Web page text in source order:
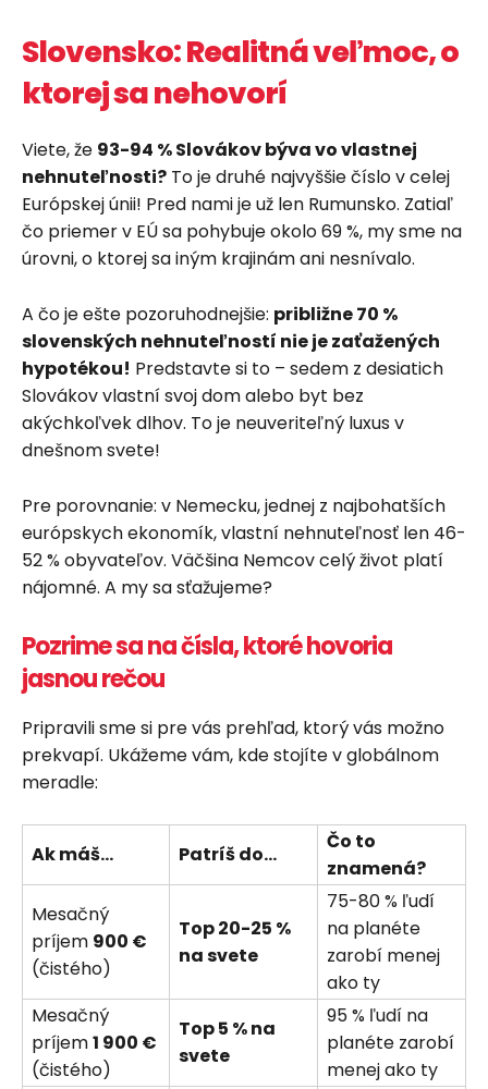
Slovensko: Realitná veľmoc, o
ktorej sa nehovorí
Viete, že 93-94 % Slovákov býva vo vlastnej
nehnuteľnosti? To je druhé najvyššie číslo v celej
Európskej únii! Pred nami je už len Rumunsko. Zatiaľ
čo priemer v EÚ sa pohybuje okolo 69 %, my sme na
úrovni, o ktorej sa iným krajinám ani nesnívalo.
A čo je ešte pozoruhodnejšie: približne 70 %
slovenských nehnuteľností nie je zaťažených
hypotékou! Predstavte si to – sedem z desiatich
Slovákov vlastní svoj dom alebo byt bez
akýchkoľvek dlhov. To je neuveriteľný luxus v
dnešnom svete!
Pre porovnanie: v Nemecku, jednej z najbohatších
európskych ekonomík, vlastní nehnuteľnosť len 46-
52 % obyvateľov. Väčšina Nemcov celý život platí
nájomné. A my sa sťažujeme?
Pozrime sa na čísla, ktoré hovoria
jasnou rečou
Pripravili sme si pre vás prehľad, ktorý vás možno
prekvapí. Ukážeme vám, kde stojíte v globálnom
meradle:
Ak máš… Patríš do…
Čo to
znamená?
Mesačný
príjem 900 €
(čistého)
Top 20-25 %
na svete
75-80 % ľudí
na planéte
zarobí menej
ako ty
Mesačný
príjem1 900 €
(čistého)
Top 5 % na
svete
95 % ľudí na
planéte zarobí
menej ako ty